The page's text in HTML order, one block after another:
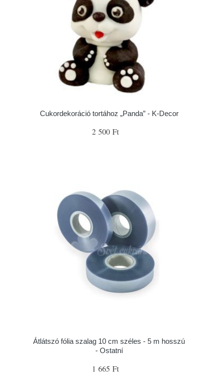
Cukordekoráció tortához „Panda” - K-Decor
2 500 Ft
Átlátszó fólia szalag 10 cm széles - 5 m hosszú
- Ostatní
1 665 Ft